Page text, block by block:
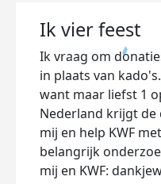
Ik vier feest
Ik vraag om
in plaats van
want maar liefst 1
Nederland krijgt de
mij en help KWF
belangrijk
mij en KWF: